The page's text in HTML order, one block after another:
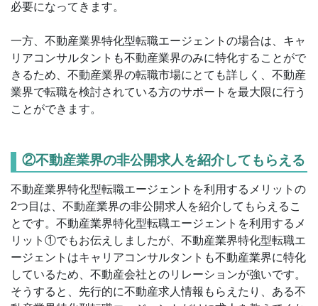
必要になってきます。
一方、不動産業界特化型転職エージェントの場合は、キャ
リアコンサルタントも不動産業界のみに特化することがで
きるため、不動産業界の転職市場にとても詳しく、不動産
業界で転職を検討されている方のサポートを最大限に行う
ことができます。
②不動産業界の非公開求人を紹介してもらえる
不動産業界特化型転職エージェントを利用するメリットの
2つ目は、不動産業界の非公開求人を紹介してもらえるこ
とです。不動産業界特化型転職エージェントを利用するメ
リット①でもお伝えしましたが、不動産業界特化型転職エ
ージェントはキャリアコンサルタントも不動産業界に特化
しているため、不動産会社とのリレーションが強いです。
そうすると、先行的に不動産求人情報もらえたり、ある不